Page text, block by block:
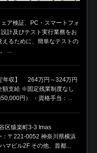
ア検証、PC・スマートフォ
計及びテスト実行業務をお
るために、簡単なテストの
...
年収】 264万円～324万円
額支給 ※固定残業制度なし
円） ・資格手当：...
区猿楽町3-3 Imas
〒221-0052 神奈川県横浜
マビル2F その他、首都...